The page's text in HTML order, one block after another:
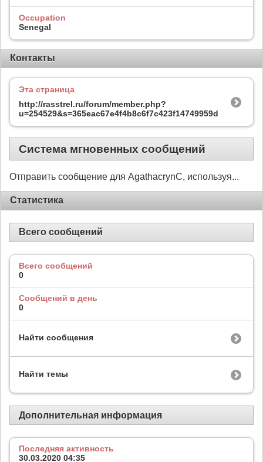
Occupation
Senegal
Контакты
Эта страница
http://rasstrel.ru/forum/member.php?
u=254529&s=365eac67e4f4b8c6f7c423f14749959d
Система мгновенных сообщений
Отправить сообщение для AgathacrynC, используя...
Статистика
Всего сообщений
Всего сообщений
0
Сообщений в день
0
Найти сообщения
Найти темы
Дополнительная информация
Последняя активность
30.03.2020 04:35